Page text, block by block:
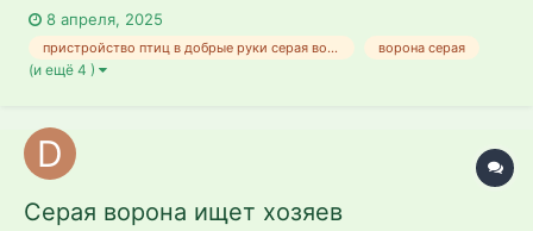
8 апреля, 2025
пристройство птиц в добрые руки серая ворона ворона серая
(и ещё 4 )
Серая ворона ищет хозяев